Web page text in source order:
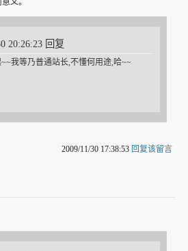
义。
20:26:23 回复
我等乃普通站长,不懂何用途,哈~~
2009/11/30 17:38:53 回复该留言